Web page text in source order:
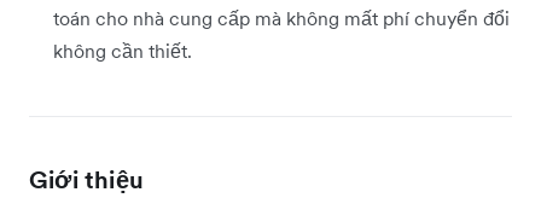
toán cho nhà cung cấp mà không mất phí chuyển đổi
không cần thiết.
Giới thiệu